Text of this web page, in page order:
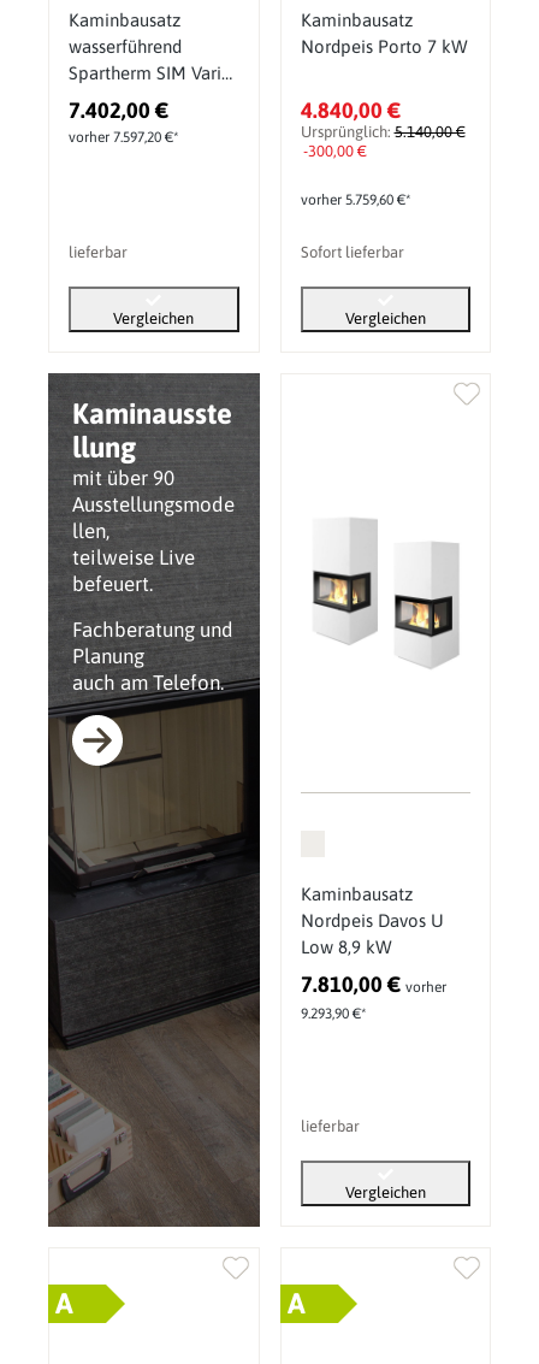
Kaminausste
llung
mit über 90
Ausstellungsmode
llen,
teilweise Live
befeuert.
Fachberatung und
Planung
auch am Telefon.
Kaminbausatz
wasserführend
Spartherm SIM Varia
2L-55h H2O 7 kW
7.402,00 €
vorher 7.597,20 €*
lieferbar
Vergleichen
Kaminbausatz
Nordpeis Porto 7 kW
4.840,00 €
Ursprünglich:5.140,00 €
-300,00 €
vorher 5.759,60 €*
Sofort lieferbar
Vergleichen
Kaminbausatz
Nordpeis Davos U
Low 8,9 kW
7.810,00 € vorher
9.293,90 €*
lieferbar
Vergleichen
A A